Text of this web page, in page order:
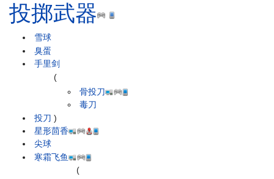
投掷武器
雪球
臭蛋
手里剑
投刀
(
骨投刀
毒刀
)
星形茴香
尖球
寒霜飞鱼
(